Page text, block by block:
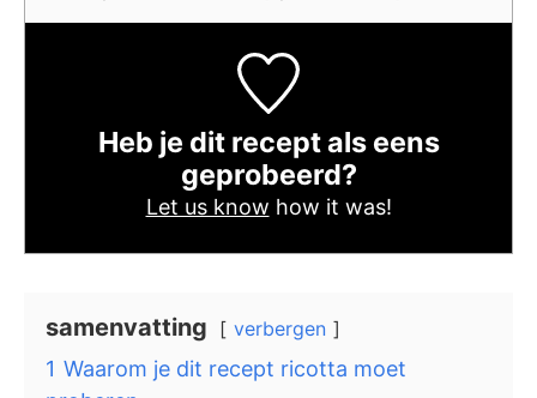
Heb je dit recept als eens
geprobeerd?
Let us know how it was!
samenvatting verbergen
1 Waarom je dit recept ricotta moet